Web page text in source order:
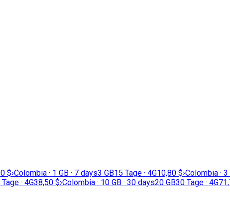
$›Colombia · 1 GB · 7 days3 GB15 Tage · 4G10,80 $›Colombia · 3
· 4G38,50 $›Colombia · 10 GB · 30 days20 GB30 Tage · 4G